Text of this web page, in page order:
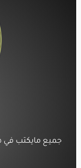
جميع مايكتب في